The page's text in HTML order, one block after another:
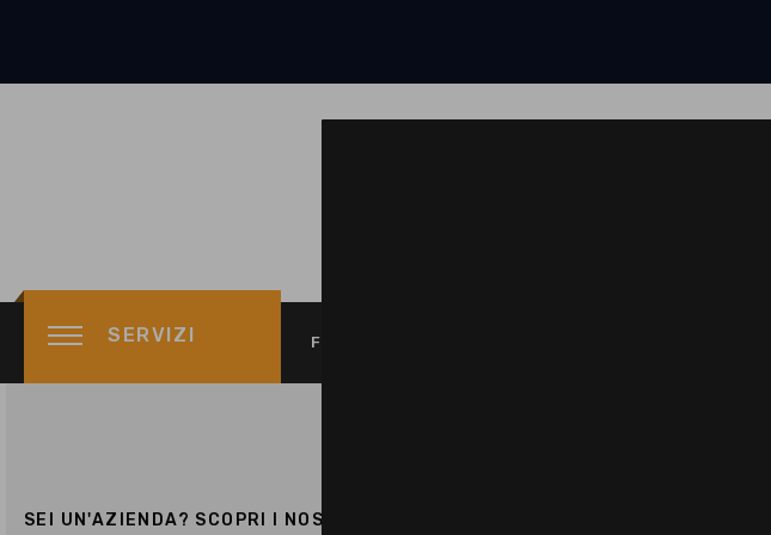
SERVIZI FINANZIAMENTO TASSO 0
SEI UN'AZIENDA? SCOPRI I NOSTRI SERVIZI